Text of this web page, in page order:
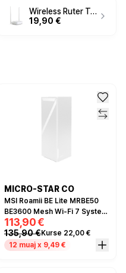
Wireless Ruter Tenda N301 / 300Mbps / 2X5dbi / I bardhë
19,90 €
MICRO-STAR CO
MSI Roamii BE Lite MRBE50
BE3600 Mesh Wi-Fi 7 System
– Dual Band, 2.5GbE, MLO,
MU-MIMO
113,90 €
135,90 €Kurse 22,00 €
12 muaj x 9,49 €